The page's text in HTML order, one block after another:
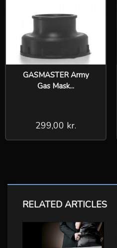
GASMASTER Army
Gas Mask...
299,00 kr.
RELATED ARTICLES